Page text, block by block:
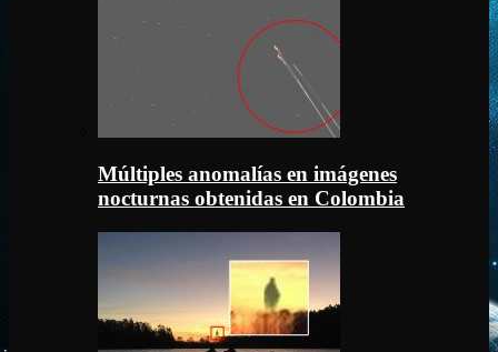
Múltiples anomalías en imágenes
nocturnas obtenidas en Colombia